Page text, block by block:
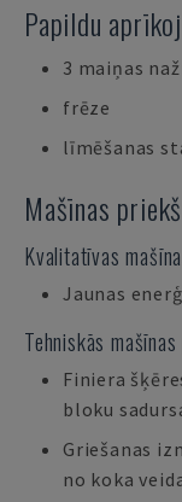
Papildu
3 maiņas
frēze
līmēšanas
Mašīnas
Kvalitatīvas
Jaunas
Tehniskās
Finiera
bloku
Griešanas
no koka